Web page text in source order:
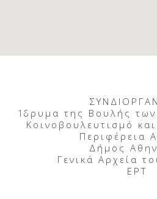
Ίδρυμα της Βουλής
Κοινοβουλευτισμό
Περιφέρεια
Δήμος
Γενικά Αρχεία
ΕΡΤ